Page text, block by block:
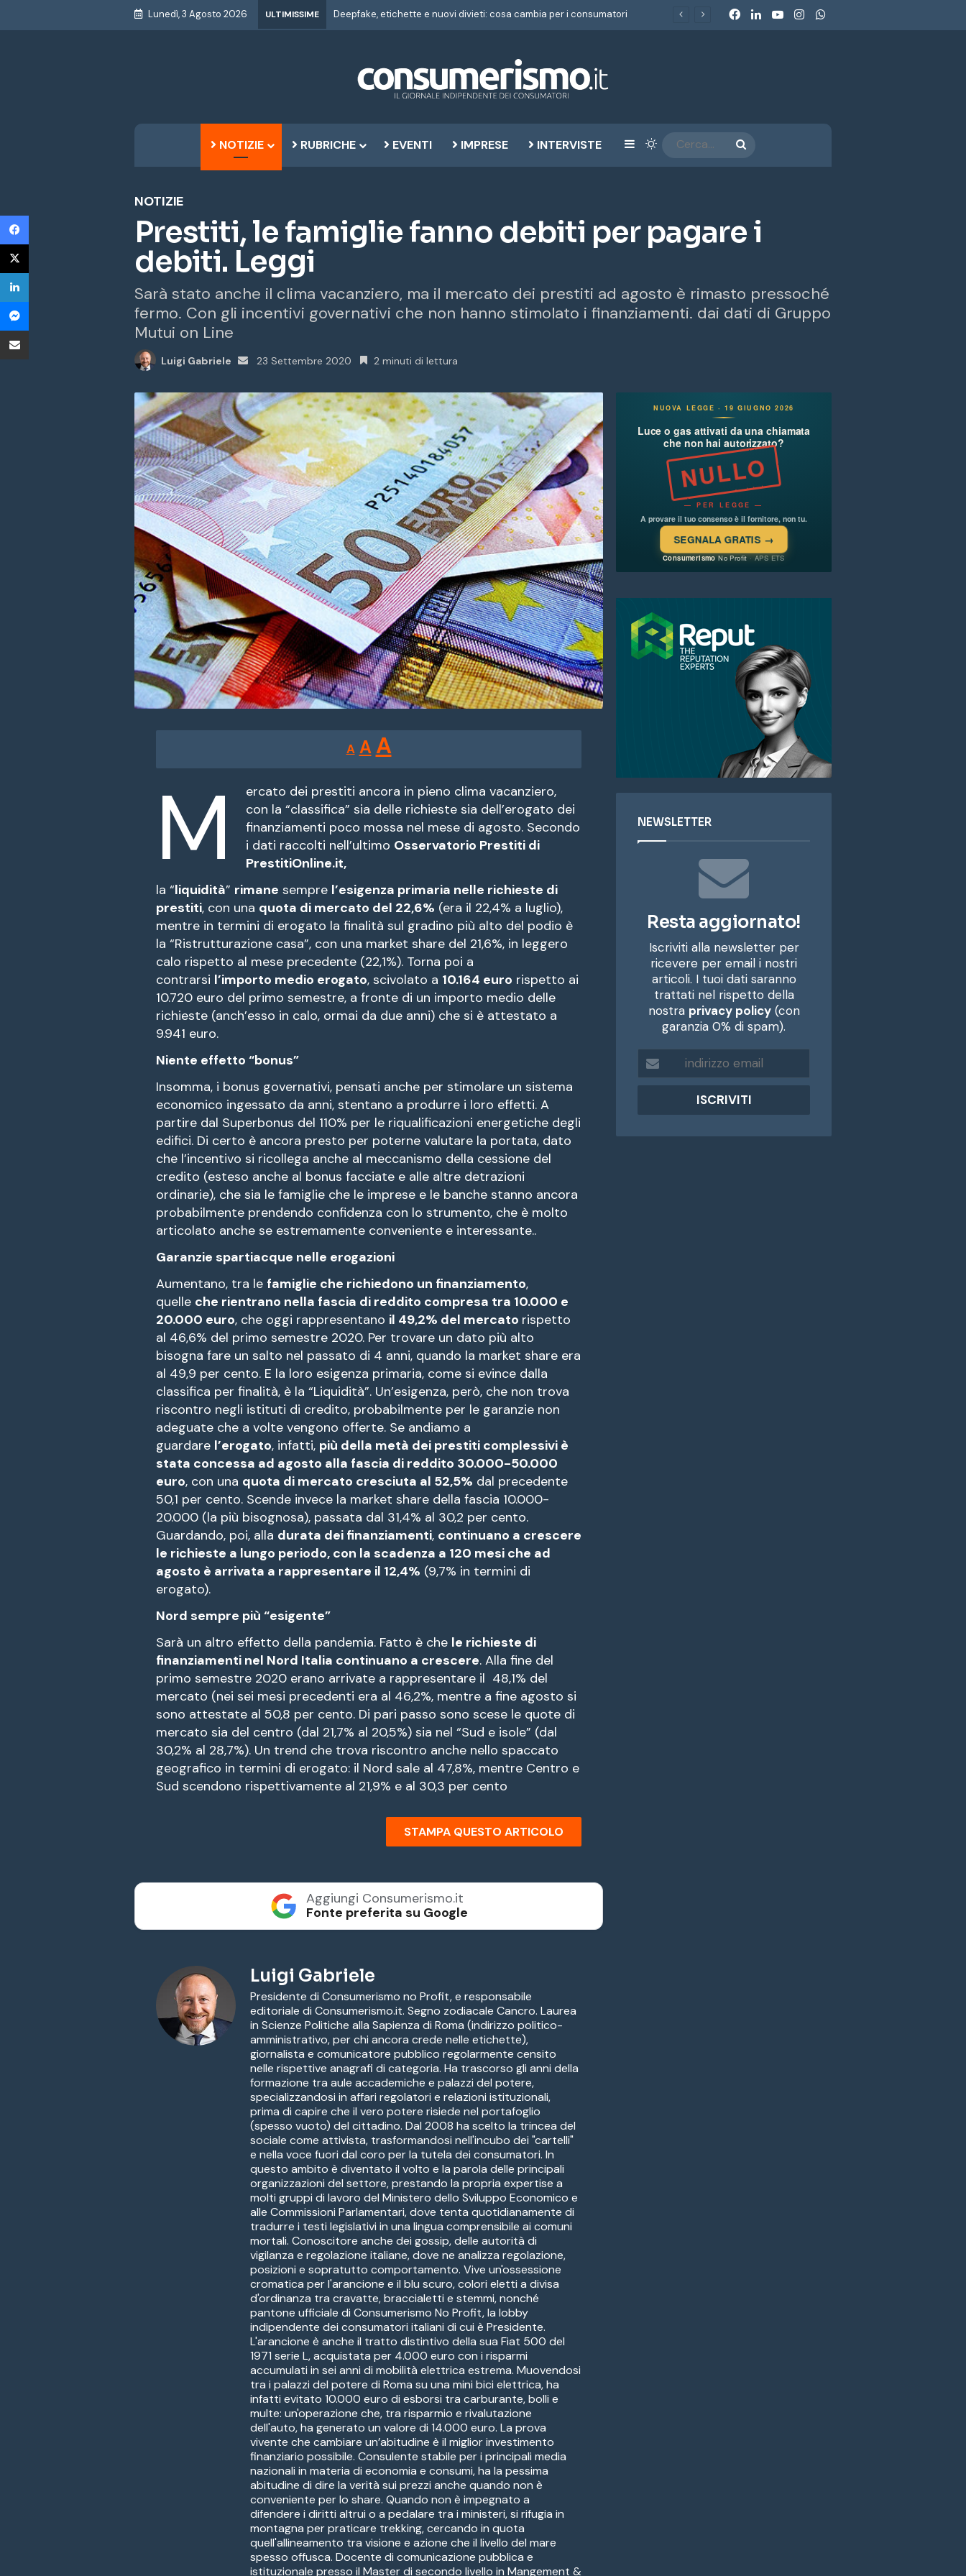
Lunedì, 3 Agosto 2026 ULTIMISSIME Deepfake, etichette e nuovi divieti: cosa cambia per i consumatori FacebookLinkedInYou TubeInstagram
NOTIZIE RUBRICHE EVENTI IMPRESE INTERVISTE Barra laterale
Cambia aspetto CERCA...
NOTIZIE
Prestiti, le famiglie fanno debiti per pagare i
debiti. Leggi
Sarà stato anche il clima vacanziero, ma il mercato dei prestiti ad agosto è rimasto pressoché
fermo. Con gli incentivi governativi che non hanno stimolato i finanziamenti. dai dati di Gruppo
Mutui on Line
Luigi Gabriele
Invia
23 Settembre 2020 2 minuti di lettura
A
Reducir
tamaño
de
fuente.
A Restablecer
tamaño
de
fuente
AAumentar
tamaño
de
fuente.
M
ercato dei prestiti ancora in pieno clima vacanziero,
con la “classifica” sia delle richieste sia dell’erogato dei
finanziamenti poco mossa nel mese di agosto. Secondo
i dati raccolti nell’ultimo Osservatorio Prestiti di
PrestitiOnline.it,
la “liquidità” rimane sempre l’esigenza primaria nelle richieste di
prestiti, con una quota di mercato del 22,6% (era il 22,4% a luglio),
mentre in termini di erogato la finalità sul gradino più alto del podio è
la “Ristrutturazione casa”, con una market share del 21,6%, in leggero
calo rispetto al mese precedente (22,1%). Torna poi a
contrarsi l’importo medio erogato, scivolato a 10.164 euro rispetto ai
10.720 euro del primo semestre, a fronte di un importo medio delle
richieste (anch’esso in calo, ormai da due anni) che si è attestato a
9.941 euro.
Niente effetto “bonus”
Insomma, i bonus governativi, pensati anche per stimolare un sistema
economico ingessato da anni, stentano a produrre i loro effetti. A
partire dal Superbonus del 110% per le riqualificazioni energetiche degli
edifici. Di certo è ancora presto per poterne valutare la portata, dato
che l’incentivo si ricollega anche al meccanismo della cessione del
credito (esteso anche al bonus facciate e alle altre detrazioni
ordinarie), che sia le famiglie che le imprese e le banche stanno ancora
probabilmente prendendo confidenza con lo strumento, che è molto
articolato anche se estremamente conveniente e interessante..
Garanzie spartiacque nelle erogazioni
Aumentano, tra le famiglie che richiedono un finanziamento,
quelle che rientrano nella fascia di reddito compresa tra 10.000 e
20.000 euro, che oggi rappresentano il 49,2% del mercato rispetto
al 46,6% del primo semestre 2020. Per trovare un dato più alto
bisogna fare un salto nel passato di 4 anni, quando la market share era
al 49,9 per cento. E la loro esigenza primaria, come si evince dalla
classifica per finalità, è la “Liquidità”. Un’esigenza, però, che non trova
riscontro negli istituti di credito, probabilmente per le garanzie non
adeguate che a volte vengono offerte. Se andiamo a
guardare l’erogato, infatti, più della metà dei prestiti complessivi è
stata concessa ad agosto alla fascia di reddito 30.000-50.000
euro, con una quota di mercato cresciuta al 52,5% dal precedente
50,1 per cento. Scende invece la market share della fascia 10.000-
20.000 (la più bisognosa), passata dal 31,4% al 30,2 per cento.
Guardando, poi, alla durata dei finanziamenti, continuano a crescere
le richieste a lungo periodo, con la scadenza a 120 mesi che ad
agosto è arrivata a rappresentare il 12,4% (9,7% in termini di
erogato).
Nord sempre più “esigente”
Sarà un altro effetto della pandemia. Fatto è che le richieste di
finanziamenti nel Nord Italia continuano a crescere. Alla fine del
primo semestre 2020 erano arrivate a rappresentare il 48,1% del
mercato (nei sei mesi precedenti era al 46,2%, mentre a fine agosto si
sono attestate al 50,8 per cento. Di pari passo sono scese le quote di
mercato sia del centro (dal 21,7% al 20,5%) sia nel “Sud e isole” (dal
30,2% al 28,7%). Un trend che trova riscontro anche nello spaccato
geografico in termini di erogato: il Nord sale al 47,8%, mentre Centro e
Sud scendono rispettivamente al 21,9% e al 30,3 per cento
STAMPA QUESTO ARTICOLO
Aggiungi Consumerismo.it
Fonte preferita su Google
Luigi Gabriele
Presidente di Consumerismo no Profit, e responsabile
editoriale di Consumerismo.it. Segno zodiacale Cancro. Laurea
in Scienze Politiche alla Sapienza di Roma (indirizzo politico-
amministrativo, per chi ancora crede nelle etichette),
giornalista e comunicatore pubblico regolarmente censito
nelle rispettive anagrafi di categoria. Ha trascorso gli anni della
formazione tra aule accademiche e palazzi del potere,
specializzandosi in affari regolatori e relazioni istituzionali,
prima di capire che il vero potere risiede nel portafoglio
(spesso vuoto) del cittadino. Dal 2008 ha scelto la trincea del
sociale come attivista, trasformandosi nell'incubo dei "cartelli"
e nella voce fuori dal coro per la tutela dei consumatori. In
questo ambito è diventato il volto e la parola delle principali
organizzazioni del settore, prestando la propria expertise a
molti gruppi di lavoro del Ministero dello Sviluppo Economico e
alle Commissioni Parlamentari, dove tenta quotidianamente di
tradurre i testi legislativi in una lingua comprensibile ai comuni
mortali. Conoscitore anche dei gossip, delle autorità di
vigilanza e regolazione italiane, dove ne analizza regolazione,
posizioni e sopratutto comportamento. Vive un'ossessione
cromatica per l'arancione e il blu scuro, colori eletti a divisa
d'ordinanza tra cravatte, braccialetti e stemmi, nonché
pantone ufficiale di Consumerismo No Profit, la lobby
indipendente dei consumatori italiani di cui è Presidente.
L'arancione è anche il tratto distintivo della sua Fiat 500 del
1971 serie L, acquistata per 4.000 euro con i risparmi
accumulati in sei anni di mobilità elettrica estrema. Muovendosi
tra i palazzi del potere di Roma su una mini bici elettrica, ha
infatti evitato 10.000 euro di esborsi tra carburante, bolli e
multe: un'operazione che, tra risparmio e rivalutazione
dell'auto, ha generato un valore di 14.000 euro. La prova
vivente che cambiare un’abitudine è il miglior investimento
finanziario possibile. Consulente stabile per i principali media
nazionali in materia di economia e consumi, ha la pessima
abitudine di dire la verità sui prezzi anche quando non è
conveniente per lo share. Quando non è impegnato a
difendere i diritti altrui o a pedalare tra i ministeri, si rifugia in
montagna per praticare trekking, cercando in quota
quell'allineamento tra visione e azione che il livello del mare
spesso offusca. Docente di comunicazione pubblica e
istituzionale presso il Master di secondo livello in Mangement &
NEWSLETTER
Resta aggiornato!
Iscriviti alla newsletter per
ricevere per email i nostri
articoli. I tuoi dati saranno
trattati nel rispetto della
nostra privacy policy(con
garanzia 0% di spam).
d
r